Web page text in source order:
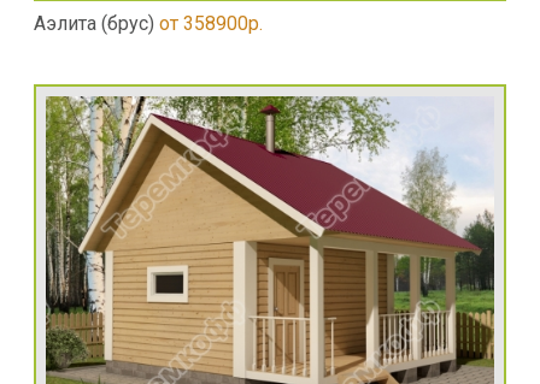
Аэлита (брус) от 358900р.